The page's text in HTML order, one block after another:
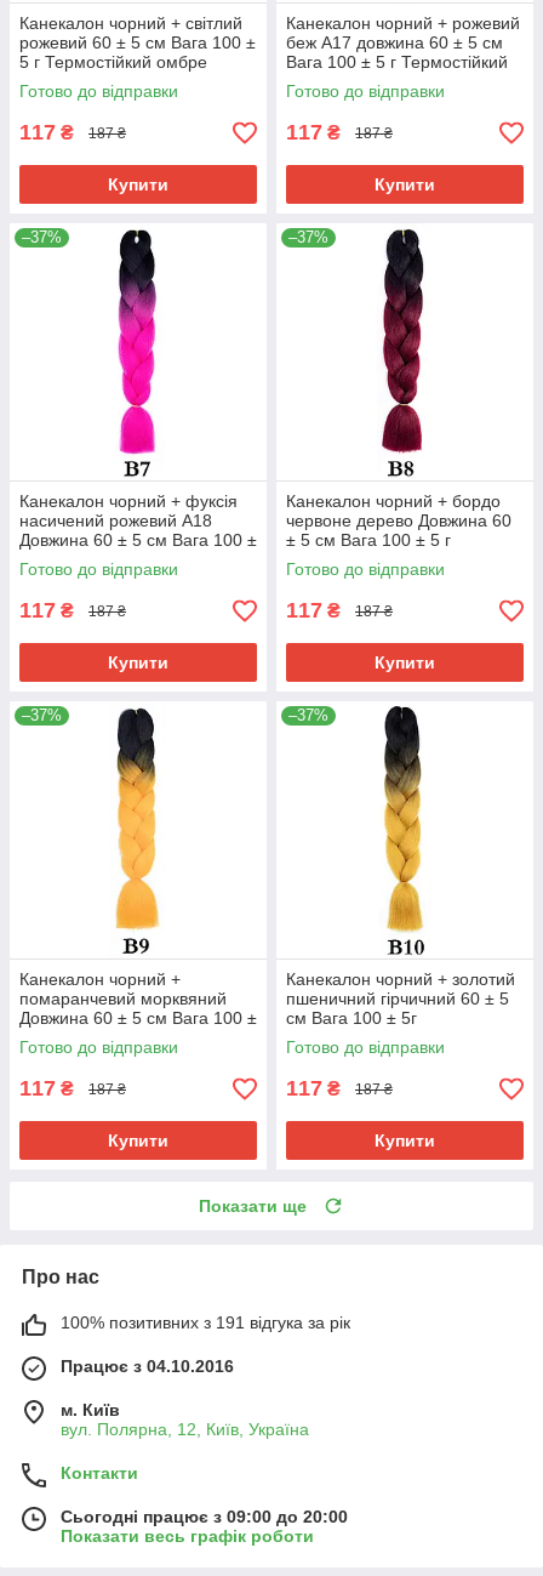
Канекалон чорний + світлий
рожевий 60 ± 5 см Вага 100 ±
5 г Термостійкий омбре
двоколірний коса Jumbo
Braid В5
Готово до відправки
117 ₴ 187 ₴
Купити
Канекалон чорний + рожевий
беж А17 довжина 60 ± 5 см
Вага 100 ± 5 г Термостійкий
омбре двокольоровий коса
Jumbo
Готово до відправки
117 ₴ 187 ₴
Купити
–37%
Канекалон чорний + фуксія
насичений рожевий А18
Довжина 60 ± 5 см Вага 100 ±
5 г Термостійкий Jumbo Braid
В7
Готово до відправки
117 ₴ 187 ₴
Купити
–37%
Канекалон чорний + бордо
червоне дерево Довжина 60
± 5 см Вага 100 ± 5 г
Термостійкий двоколірний
Jumbo Braid
Готово до відправки
117 ₴ 187 ₴
Купити
–37%
Канекалон чорний +
помаранчевий морквяний
Довжина 60 ± 5 см Вага 100 ±
5 г Термостійкий двоколірний
Jumbo
Готово до відправки
117 ₴ 187 ₴
Купити
–37%
Канекалон чорний + золотий
пшеничний гірчичний 60 ± 5
см Вага 100 ± 5г
Термостійкий двоколірний
Jumbo Braid
Готово до відправки
117 ₴ 187 ₴
Купити
Показати ще
Про нас
100% позитивних з 191 відгука за рік
Працює з 04.10.2016
м. Київ
вул. Полярна, 12, Київ, Україна
Контакти
Сьогодні працює з 09:00 до 20:00
Показати весь графік роботи